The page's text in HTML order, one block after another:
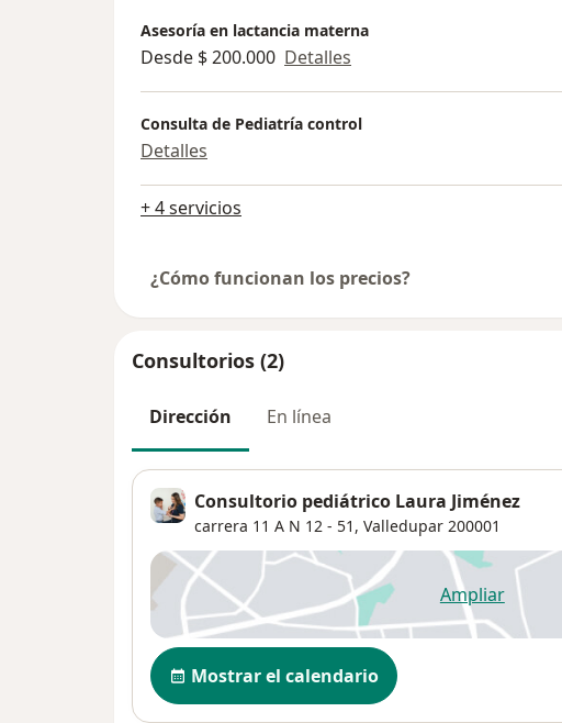
Asesoría en lactancia materna
Desde $ 200.000 Detalles
Consulta de Pediatría control
Detalles
+ 4 servicios
¿Cómo funcionan los precios?
Consultorios (2)
Dirección En línea
Consultorio pediátrico Laura Jiménez
carrera 11 A N 12 - 51, Valledupar 200001
Ampliar
se abre
Disponibilidad
Mostrar el calendario